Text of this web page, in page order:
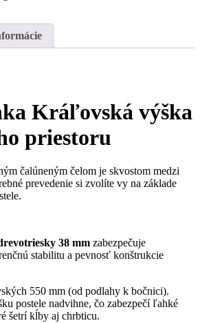
Kráľovská výška
priestoru
čalúneným čelom je skvostom medzi
prevedenie si zvolíte vy na základe
38 mm zabezpečuje
stabilitu a pevnosť konštrukcie
550 mm (od podlahy k bočnici).
postele nadvihne, čo zabezpečí ľahké
šetrí kĺby aj chrbticu.